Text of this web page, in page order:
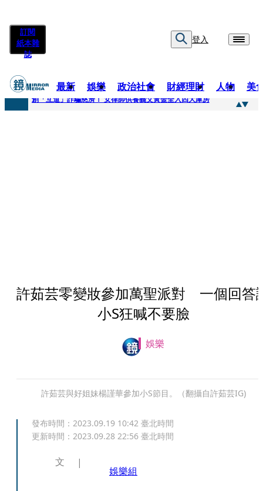
訂閱
紙本雜
誌
登入
最新 娛樂 政治社會 財經理財 人物 美
快訊
創「互道」詐騙慈濟！ 女律師供養義父黃金全入四大庫房
許茹芸零變妝參加萬聖派對 一個回答
小S狂喊不要臉
娛樂
許茹芸與好姐妹楊謹華參加小S節目。（翻攝自許茹芸IG)
發布時間： 2023.09.19 10:42 臺北時間
更新時間： 2023.09.28 22:56 臺北時間
文
娛樂組